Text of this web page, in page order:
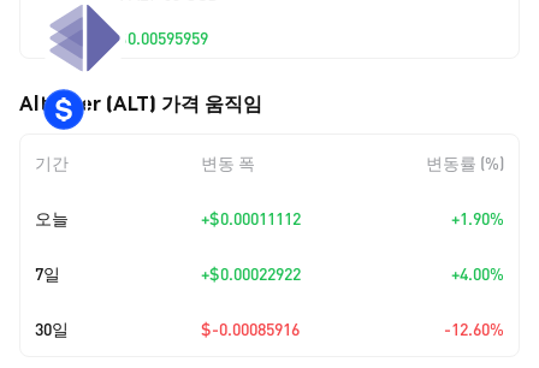
$0.00595959
AltLayer (ALT) 가격 움직임
기간 변동 폭 변동률 (%)
오늘 +$0.00011112 +1.90%
7일 +$0.00022922 +4.00%
30일 $-0.00085916 -12.60%